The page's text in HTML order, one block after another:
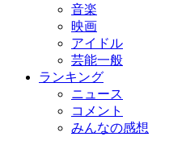
音楽
映画
アイドル
芸能一般
ランキング
ニュース
コメント
みんなの感想